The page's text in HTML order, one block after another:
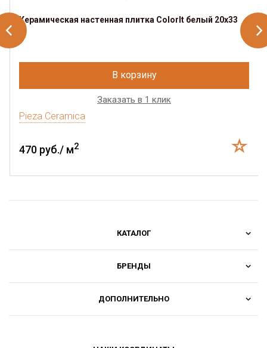
Керамическая настенная плитка ColorIt белый 20х33
В корзину
Заказать в 1 клик
Pieza Ceramica
470 руб./ м2
КАТАЛОГ
БРЕНДЫ
ДОПОЛНИТЕЛЬНО